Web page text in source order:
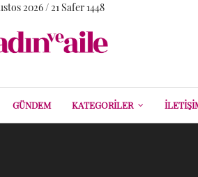
2026 / 21 Safer 1448
GÜNDEM KATEGORILER